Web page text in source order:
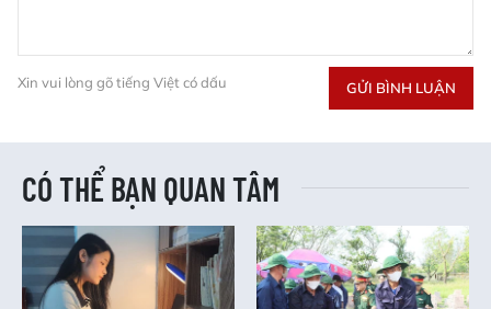
Xin vui lòng gõ tiếng Việt có dấu GỬI BÌNH LUẬN
CÓ THỂ BẠN QUAN TÂM